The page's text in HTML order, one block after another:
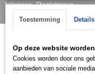
Inloggen Registreren
Home > Horloge > Olympic
Toestemming Details
Op deze website
Cookies worden door ons
aanbieden van sociale